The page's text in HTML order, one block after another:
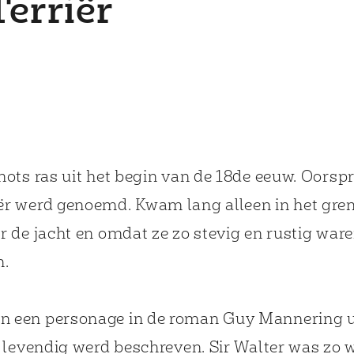
ras uit het begin van de 18de eeuw.
werd genoemd. Kwam lang alleen in het
jacht en omdat ze zo stevig en rustig
personage in de roman Guy Mannering
werd beschreven. Sir Walter was zo